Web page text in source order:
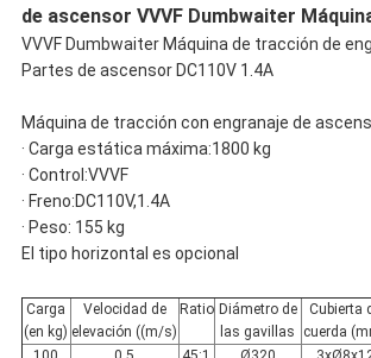
de ascensor VVVF Dumbwaiter
VVVF Dumbwaiter Máquina de tracción de
Partes de ascensor DC110V 1.4A
Máquina de tracción con engranaje de
· Carga estática máxima:1800 kg
· Control:VVVF
· Freno:DC110V,1.4A
· Peso: 155 kg
El tipo horizontal es opcional
Carga
(en kg)
Velocidad de
elevación ((m/s)
Ratio Diámetro de
las gavillas
Cubierta
cuerda